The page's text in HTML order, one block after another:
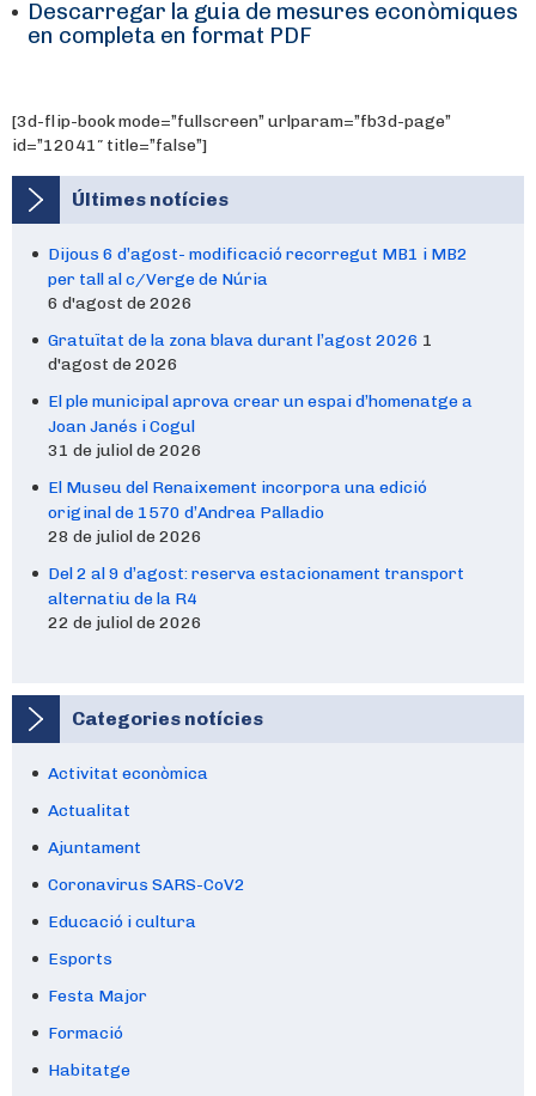
Descarregar la guia de mesures econòmiques
en completa en format PDF
[3d-flip-book mode=”fullscreen” urlparam=”fb3d-page”
id=”12041″ title=”false”]
Últimes notícies
Dijous 6 d’agost- modificació recorregut MB1 i MB2
per tall al c/Verge de Núria
6 d'agost de 2026
Gratuïtat de la zona blava durant l’agost 2026 1
d'agost de 2026
El ple municipal aprova crear un espai d’homenatge a
Joan Janés i Cogul
31 de juliol de 2026
El Museu del Renaixement incorpora una edició
original de 1570 d’Andrea Palladio
28 de juliol de 2026
Del 2 al 9 d’agost: reserva estacionament transport
alternatiu de la R4
22 de juliol de 2026
Categories notícies
Activitat econòmica
Actualitat
Ajuntament
Coronavirus SARS-CoV2
Educació i cultura
Esports
Festa Major
Formació
Habitatge